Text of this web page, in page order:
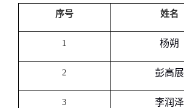
序号 姓名
1 杨朔
2 彭高展
3 李润泽